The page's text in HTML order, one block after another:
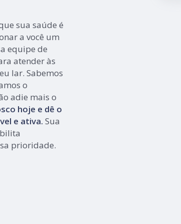
sua saúde é
a você um
equipe de
atender às
lar. Sabemos
o
adie mais o
hoje e dê o
e ativa. Sua
prioridade.